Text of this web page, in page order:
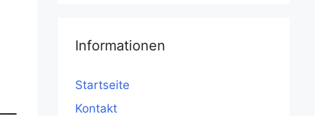
Informationen
Startseite
Kontakt